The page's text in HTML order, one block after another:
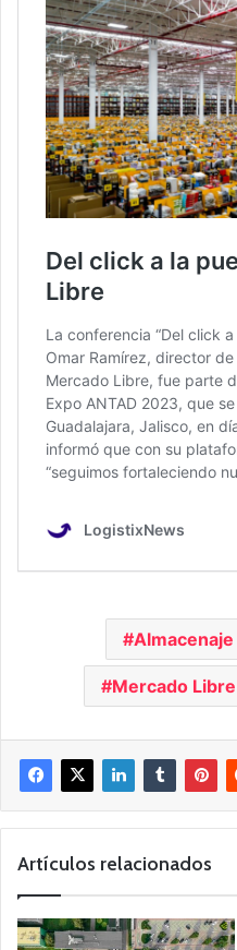
Almacenaje
Mercado Libre
Artículos relacionados